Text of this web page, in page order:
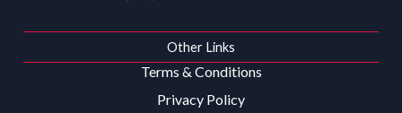
Other Links
Terms & Conditions
Privacy Policy